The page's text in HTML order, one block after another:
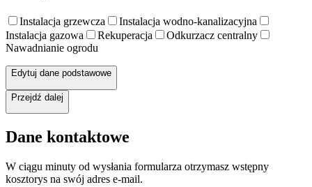
Instalacja grzewcza
Instalacja wodno-kanalizacyjna
Instalacja gazowa
Rekuperacja
Odkurzacz centralny
Nawadnianie ogrodu
Edytuj dane podstawowe
Przejdź dalej
Dane kontaktowe
W ciągu minuty od wysłania formularza otrzymasz wstępny
kosztorys na swój adres e-mail.